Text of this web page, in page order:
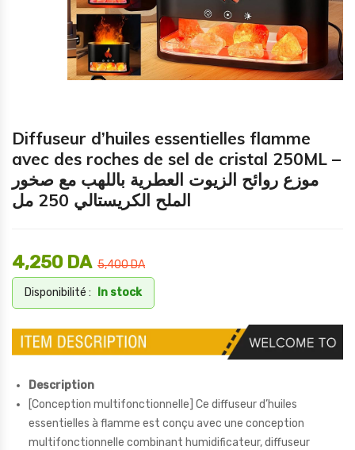
Diffuseur d’huiles essentielles flamme
avec des roches de sel de cristal 250ML –
موزع روائح الزيوت العطرية باللهب مع صخور
الملح الكريستالي 250 مل
5,400DA
4,250 DA
Disponibilité : In stock
Description
[Conception multifonctionnelle] Ce diffuseur d’huiles
essentielles à flamme est conçu avec une conception
multifonctionnelle combinant humidificateur, diffuseur